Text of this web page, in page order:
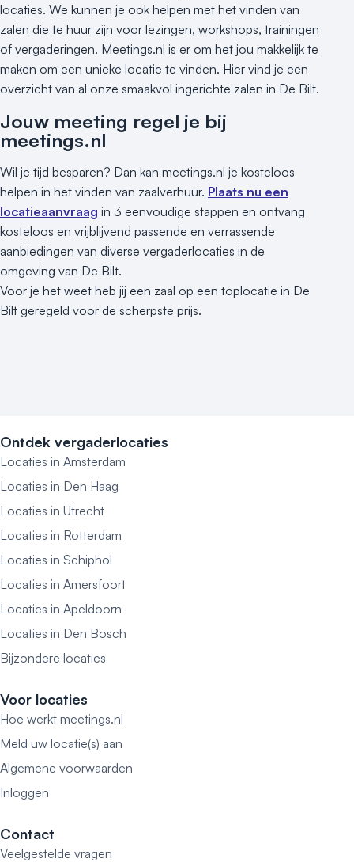
locaties. We kunnen je ook helpen met het vinden van
zalen die te huur zijn voor lezingen, workshops, trainingen
of vergaderingen. Meetings.nl is er om het jou makkelijk te
maken om een unieke locatie te vinden. Hier vind je een
overzicht van al onze smaakvol ingerichte zalen in De Bilt.
Jouw meeting regel je bij
meetings.nl
Wil je tijd besparen? Dan kan meetings.nl je kosteloos
helpen in het vinden van zaalverhuur. Plaats nu een
locatieaanvraag in 3 eenvoudige stappen en ontvang
kosteloos en vrijblijvend passende en verrassende
aanbiedingen van diverse vergaderlocaties in de
omgeving van De Bilt.
Voor je het weet heb jij een zaal op een toplocatie in De
Bilt geregeld voor de scherpste prijs.
Ontdek vergaderlocaties
Locaties in Amsterdam
Locaties in Den Haag
Locaties in Utrecht
Locaties in Rotterdam
Locaties in Schiphol
Locaties in Amersfoort
Locaties in Apeldoorn
Locaties in Den Bosch
Bijzondere locaties
Voor locaties
Hoe werkt meetings.nl
Meld uw locatie(s) aan
Algemene voorwaarden
Inloggen
Contact
Veelgestelde vragen